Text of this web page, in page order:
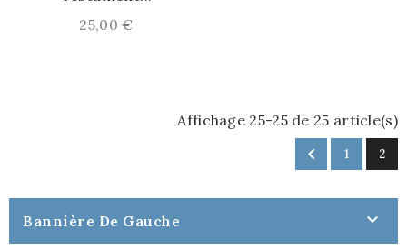
25,00 €
Affichage 25-25 de 25 article(s)
 1 2
Bannière De Gauche 